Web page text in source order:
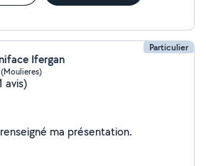
Particulier
Ifergan
avis)
Je n'ai pas encore renseigné ma présentation.